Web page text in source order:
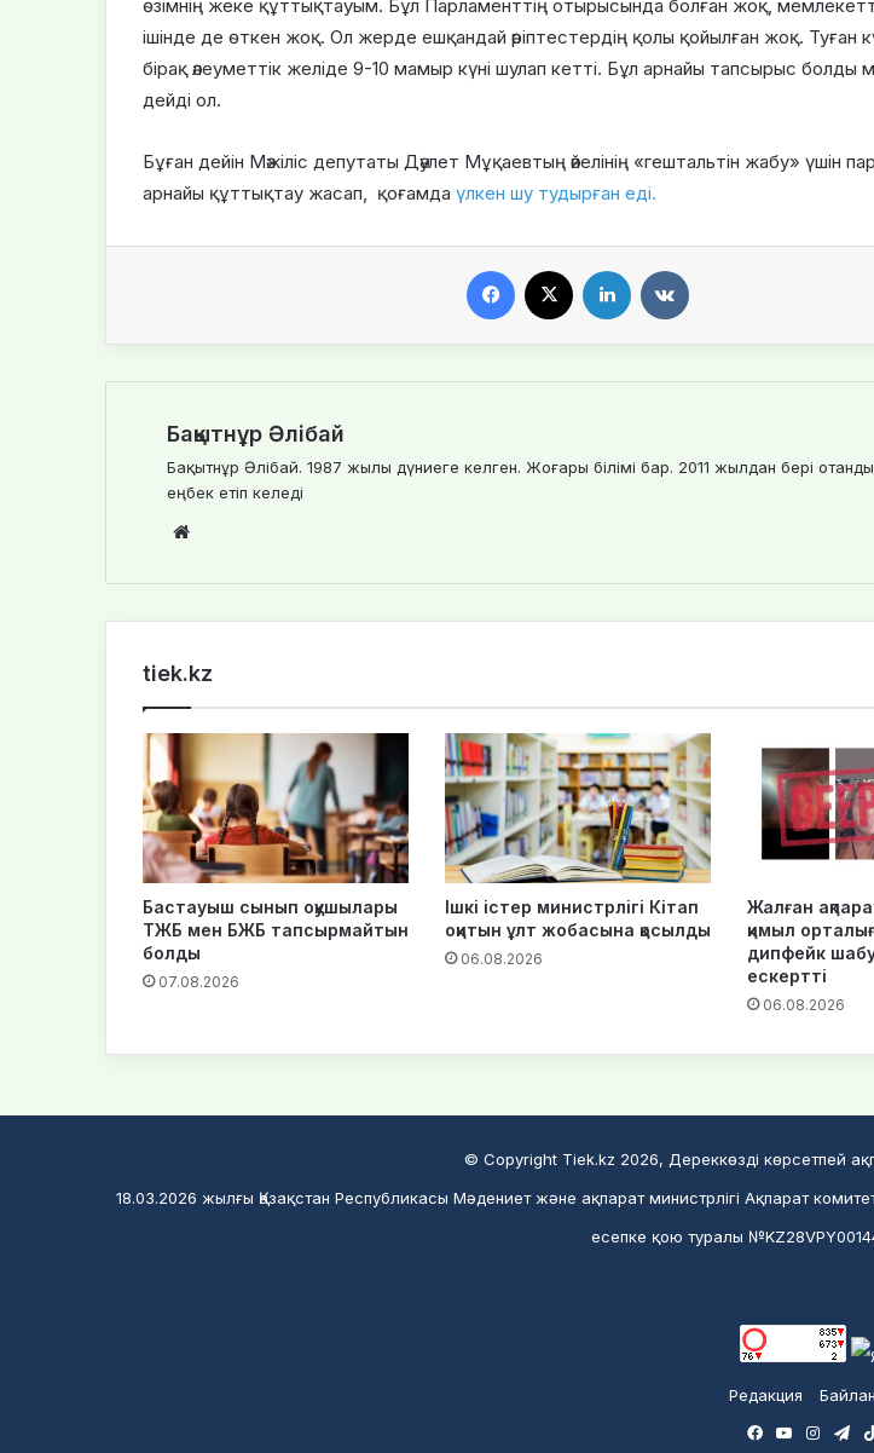
өзімнің жеке құттықтауым. Бұл Парламенттің отырысында болған жоқ,
ішінде де өткен жоқ. Ол жерде ешқандай әріптестердің қолы қойылған жоқ. Туған
бірақ әлеуметтік желіде 9-10 мамыр күні шулап кетті. Бұл арнайы тапсырыс болды
дейді ол.
Бұған дейін Мәжіліс депутаты Дәулет Мұқаевтың әйелінің «гештальтін жабу» үшін
арнайы құттықтау жасап, қоғамда үлкен шу тудырған еді.
Бақытнұр Әлібай
Бақытнұр Әлібай. 1987 жылы дүниеге келген. Жоғары білімі бар. 2011 жылдан бері
еңбек етіп келеді
te
tiek.kz
Бастауыш сынып оқушылары
ТЖБ мен БЖБ тапсырмайтын
болды
07.08.2026
Ішкі істер министрлігі Кітап
оқитын ұлт жобасына қосылды
06.08.2026
Жалған
қимыл
дипфейк
ескертті
06.08.2026
© Copyright Tiek.kz 2026, Дереккөзді көрсетпей
18.03.2026 жылғы Қазақстан Республикасы Мәдениет және ақпарат министрлігі Ақпарат
есепке қою туралы
Редакция
Facebook
YouTube